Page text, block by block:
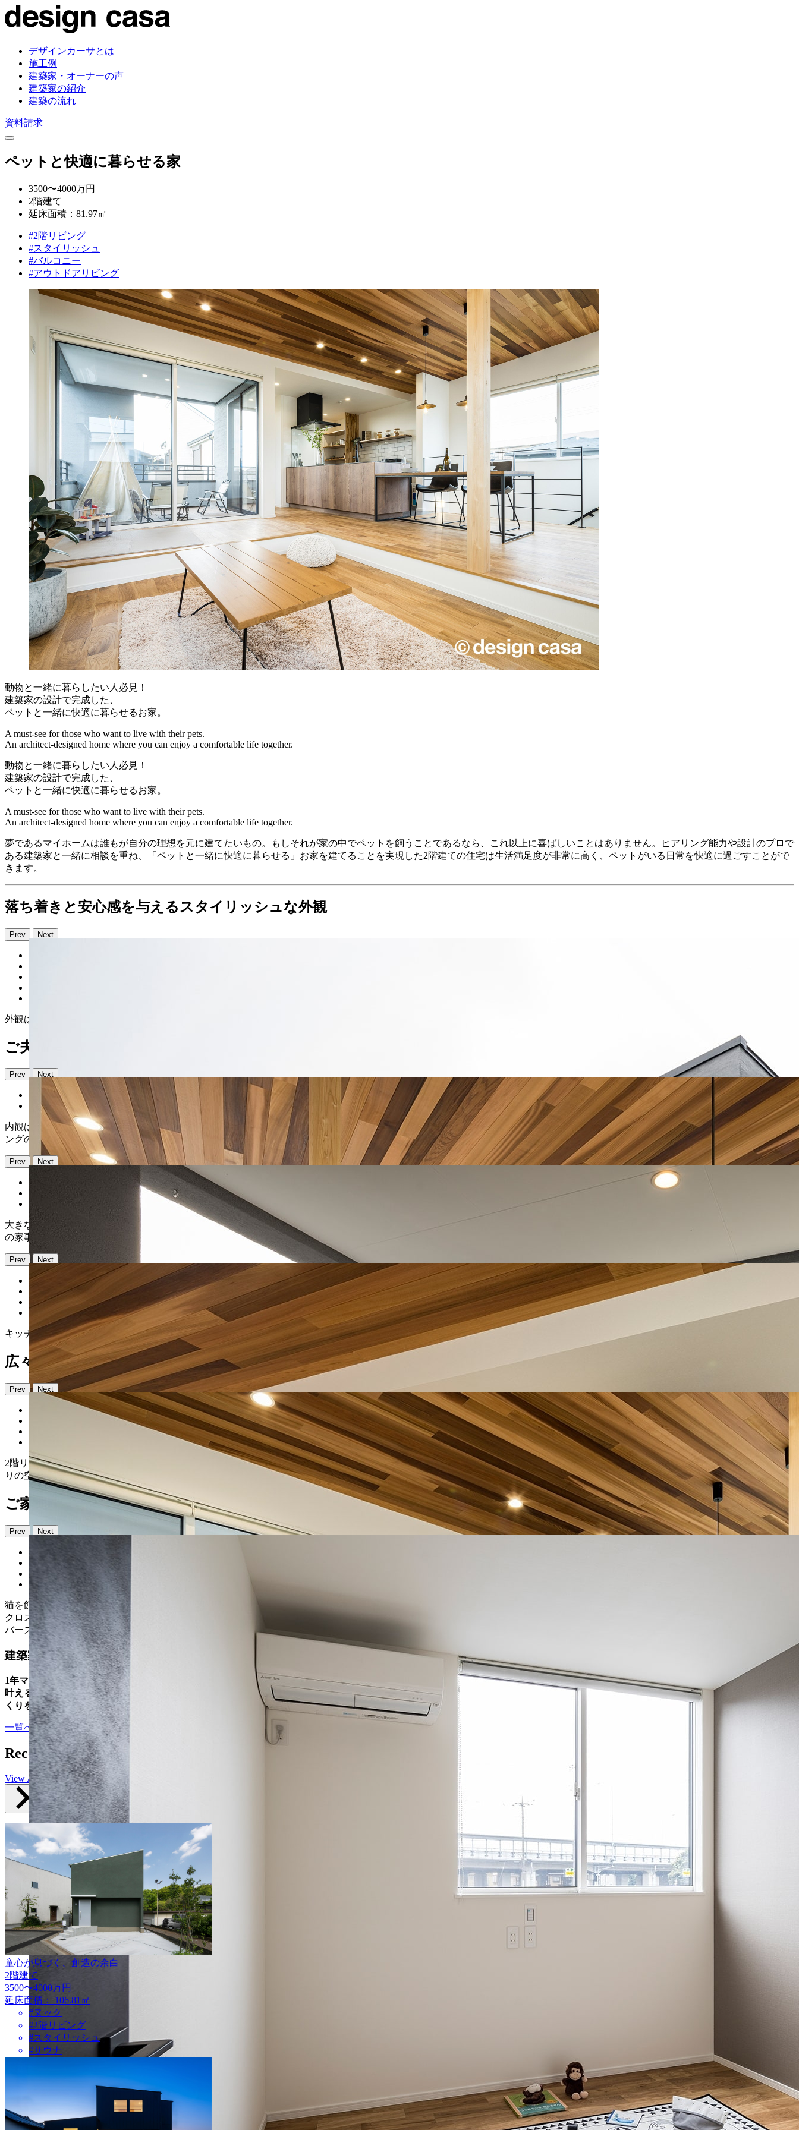
デザインカーサとは
施工例
建築家・オーナーの声
建築家の紹介
建築の流れ
資料請求
ペットと快適に暮らせる家
3500〜4000万円
2階建て
延床面積：81.97㎡
#2階リビング
#スタイリッシュ
#バルコニー
#アウトドアリビング
動物と一緒に暮らしたい人必見！
建築家の設計で完成した、
ペットと一緒に快適に暮らせるお家。
A must-see for those who want to live with their pets.
An architect-designed home where you can enjoy a comfortable life together.
動物と一緒に暮らしたい人必見！
建築家の設計で完成した、
ペットと一緒に快適に暮らせるお家。
A must-see for those who want to live with their pets.
An architect-designed home where you can enjoy a comfortable life together.
夢であるマイホームは誰もが自分の理想を元に建てたいもの。もしそれが家の中でペットを飼うことであるなら、これ以上に喜ばしいことはありません。ヒアリング能力や設計のプロで
ある建築家と一緒に相談を重ね、「ペットと一緒に快適に暮らせる」お家を建てることを実現した2階建ての住宅は生活満足度が非常に高く、ペットがいる日常を快適に過ごすことがで
きます。
落ち着きと安心感を与えるスタイリッシュな外観
Prev Next
外観は人気のすっきりとしたフォルムのキューブ型で、チャコールブラックのモルタル壁が上品で落ち着いた雰囲気を全体に醸し出しています。
ご夫婦のこだわりをすべて可能にした設計
Prev Next
内観はオーク材の無垢フロアにして美しい木目を目立たせることで、家の中にいても安心感が生まれるように設計されています。ご夫婦がマイホームを建てる際にこだわった点は「リビ
ングの広さ」、「陽当たり」、「外を感じること」、「洗濯物の動線を意識したランドリールーム」。
Prev Next
大きな窓にすることで「陽当たり」が良くなり、広めのインナーバルコニーを作りここでご夫婦が夜の晩酌をすることで「外を感じること」ができ、ダイニングを横並びにしキッチンで
の家事動線を取りやすくした設計で「リビングの広さ」を可能にしました。
Prev Next
キッチンのフロアはタイルになっており、汚れても掃除しやすいので奥さまのお気に入りの空間の一つになっています。
広々としたリビング、実は27坪
Prev Next
2階リビングは広々としていますが実は27坪。こちらのリビングでプライベートが守られ、かつ広く感じられる空間を作るのもご夫婦のこだわりの一つでした。ダウンフロアもお気に入
りの空間となっており、あえて段差を生むことで階段に座って話をするように、1段の差があることで家族の間で自然な会話が生まれています。
ご家族も猫も快適に過ごせるお家
Prev Next
猫を飼っているご家族は「ペットと一緒に快適に暮らせるお家」を重点に置きました。キャットウォークや猫用の窓を設置し、猫の爪が入りづらい猫用のクロスを取り入れました。この
クロスにより猫の引っ搔き傷で壁の傷を気にしなくても良くなり、ご家族にとっても猫にとっても快適に過ごすことができる作りとなりました。また臭いを減らし、湿度を調整する「リ
バース工法資材」を使用した「リバース工法」を採用することで、ペットの臭いを軽減する方法を用いています。
建築家もご家族もペットも大満足な三方よしの家
1年マイホームに住んだご夫婦からの感想は「何より『最高』の二言です」とのこと。ご家族の満足度がいかに高いかがこの言葉に集約されています。ご夫婦の細かな要望を一つひとつ
叶えることができる建築家との相談によって、夢を現実にすることができました。ペットがいる、またはこれからペットを飼いたい方は建築家と綿密なコミュニケーションが取れる家づ
くりをするのはいかがでしょうか。
一覧へ戻る資料請求
Recommended
View All
童心が息づく、創造の余白
2階建て
3500〜4000万円
延床面積：
106.81㎡
#ヌック
#2階リビング
#スタイリッシュ
#サウナ